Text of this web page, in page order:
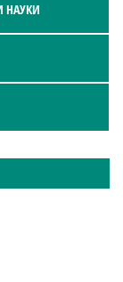
НАУКИ